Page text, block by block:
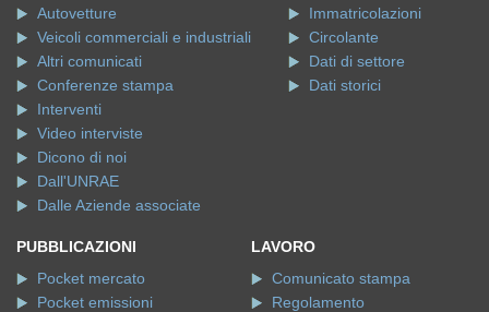
Autovetture
Veicoli commerciali e industriali
Altri comunicati
Conferenze stampa
Interventi
Video interviste
Dicono di noi
Dall'UNRAE
Dalle Aziende associate
Immatricolazioni
Circolante
Dati di settore
Dati storici
PUBBLICAZIONI
Pocket mercato
Pocket emissioni
LAVORO
Comunicato stampa
Regolamento